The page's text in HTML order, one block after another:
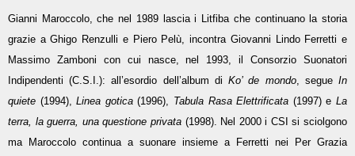
Gianni Maroccolo, che nel 1989 lascia i Litfiba che continuano la storia
grazie a Ghigo Renzulli e Piero Pelù, incontra Giovanni Lindo Ferretti e
Massimo Zamboni con cui nasce, nel 1993, il Consorzio Suonatori
Indipendenti (C.S.I.): all’esordio dell’album diKo’ de mondo, segueIn
quiete (1994),Linea gotica(1996), Tabula Rasa Elettrificata (1997) eLa
terra, la guerra, una questione privata(1998). Nel 2000 i CSI si sciolgono
ma Maroccolo continua a suonare insieme a Ferretti nei Per Grazia